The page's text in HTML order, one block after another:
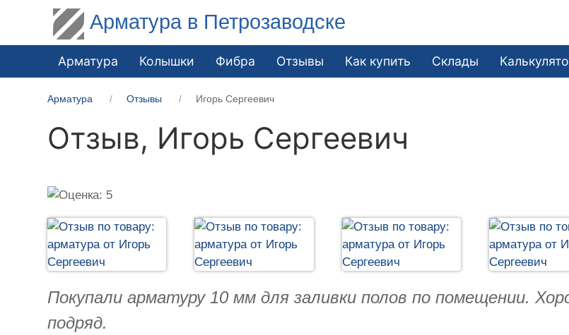
Арматура в Петрозаводске
Арматура Колышки Фибра Отзывы Как купить Склады
Арматура Отзывы Игорь Сергеевич
Отзыв, Игорь Сергеевич
Покупали арматуру 10 мм для заливки полов по помещении.
подряд.